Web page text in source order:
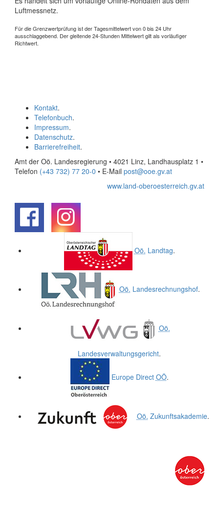
Luftmessnetz.
Für die Grenzwertprüfung ist der Tagesmittelwert von 0 bis 24 Uhr
ausschlaggebend. Der gleitende 24-Stunden Mittelwert gilt als vorläufiger
Richtwert.
Kontakt.
Telefonbuch.
Impressum.
Datenschutz.
Barrierefreiheit.
Amt der Oö. Landesregierung • 4021 Linz, Landhausplatz 1 •
Telefon (+43 732) 77 20-0 • E-Mail post@ooe.gv.at
www.land-oberoesterreich.gv.at
Oö. Landtag.
Oö. Landesrechnungshof.
Oö.
Landesverwaltungsgericht.
Europe Direct OÖ.
Oö. Zukunftsakademie.